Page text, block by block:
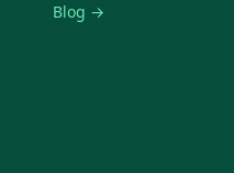
Blog →